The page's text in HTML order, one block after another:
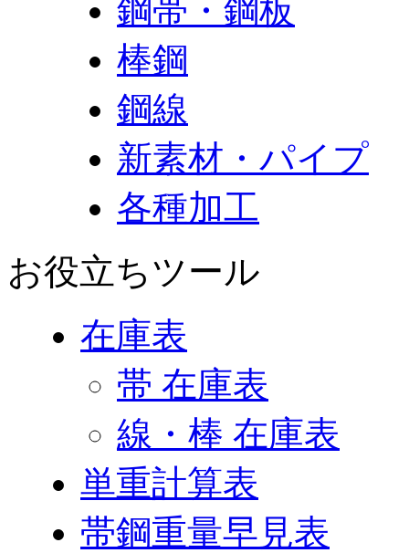
鋼帯・鋼板
棒鋼
鋼線
新素材・パイプ
各種加工
お役立ちツール
在庫表
帯 在庫表
線・棒 在庫表
単重計算表
帯鋼重量早見表